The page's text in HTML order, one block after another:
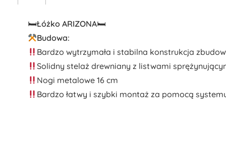
🛏Łóżko ARIZONA🛏
Budowa:
Bardzo wytrzymała i stabilna konstrukcja
Solidny stelaż drewniany z listwami
Nogi metalowe 16 cm
Bardzo łatwy i szybki montaż za pomocą